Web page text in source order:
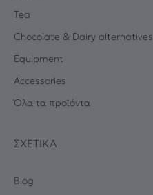
Tea
Chocolate & Dairy alternatives
Equipment
Accessories
Όλα τα προϊόντα
ΣΧΕΤΙΚΆ
Blog